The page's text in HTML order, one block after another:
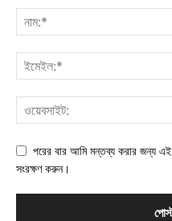
পরের বার আমি মন্তব্য করার জন্য
সংরক্ষণ করুন।